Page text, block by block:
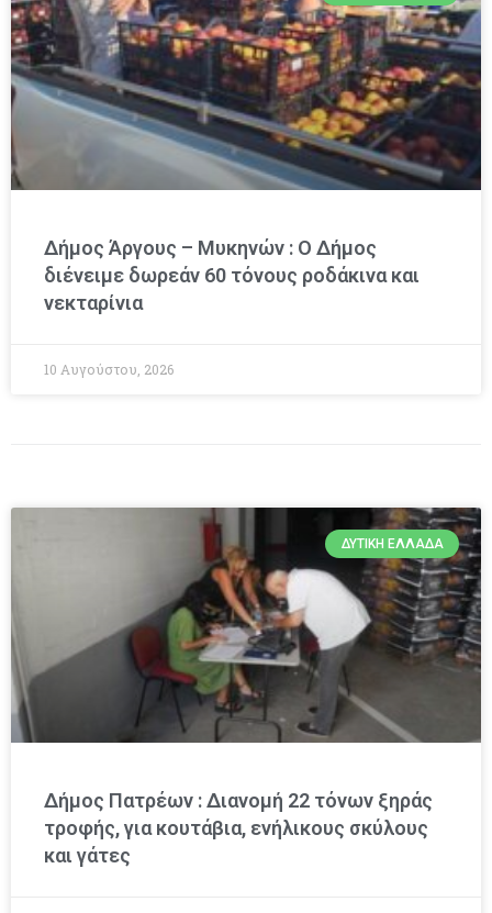
Δήμος Άργους – Μυκηνών : O Δήμος
διένειμε δωρεάν 60 τόνους ροδάκινα και
νεκταρίνια
10 Αυγούστου, 2026
ΔΥΤΙΚΉ ΕΛΛΆΔΑ
Δήμος Πατρέων : Διανομή 22 τόνων ξηράς
τροφής, για κουτάβια, ενήλικους σκύλους
και γάτες